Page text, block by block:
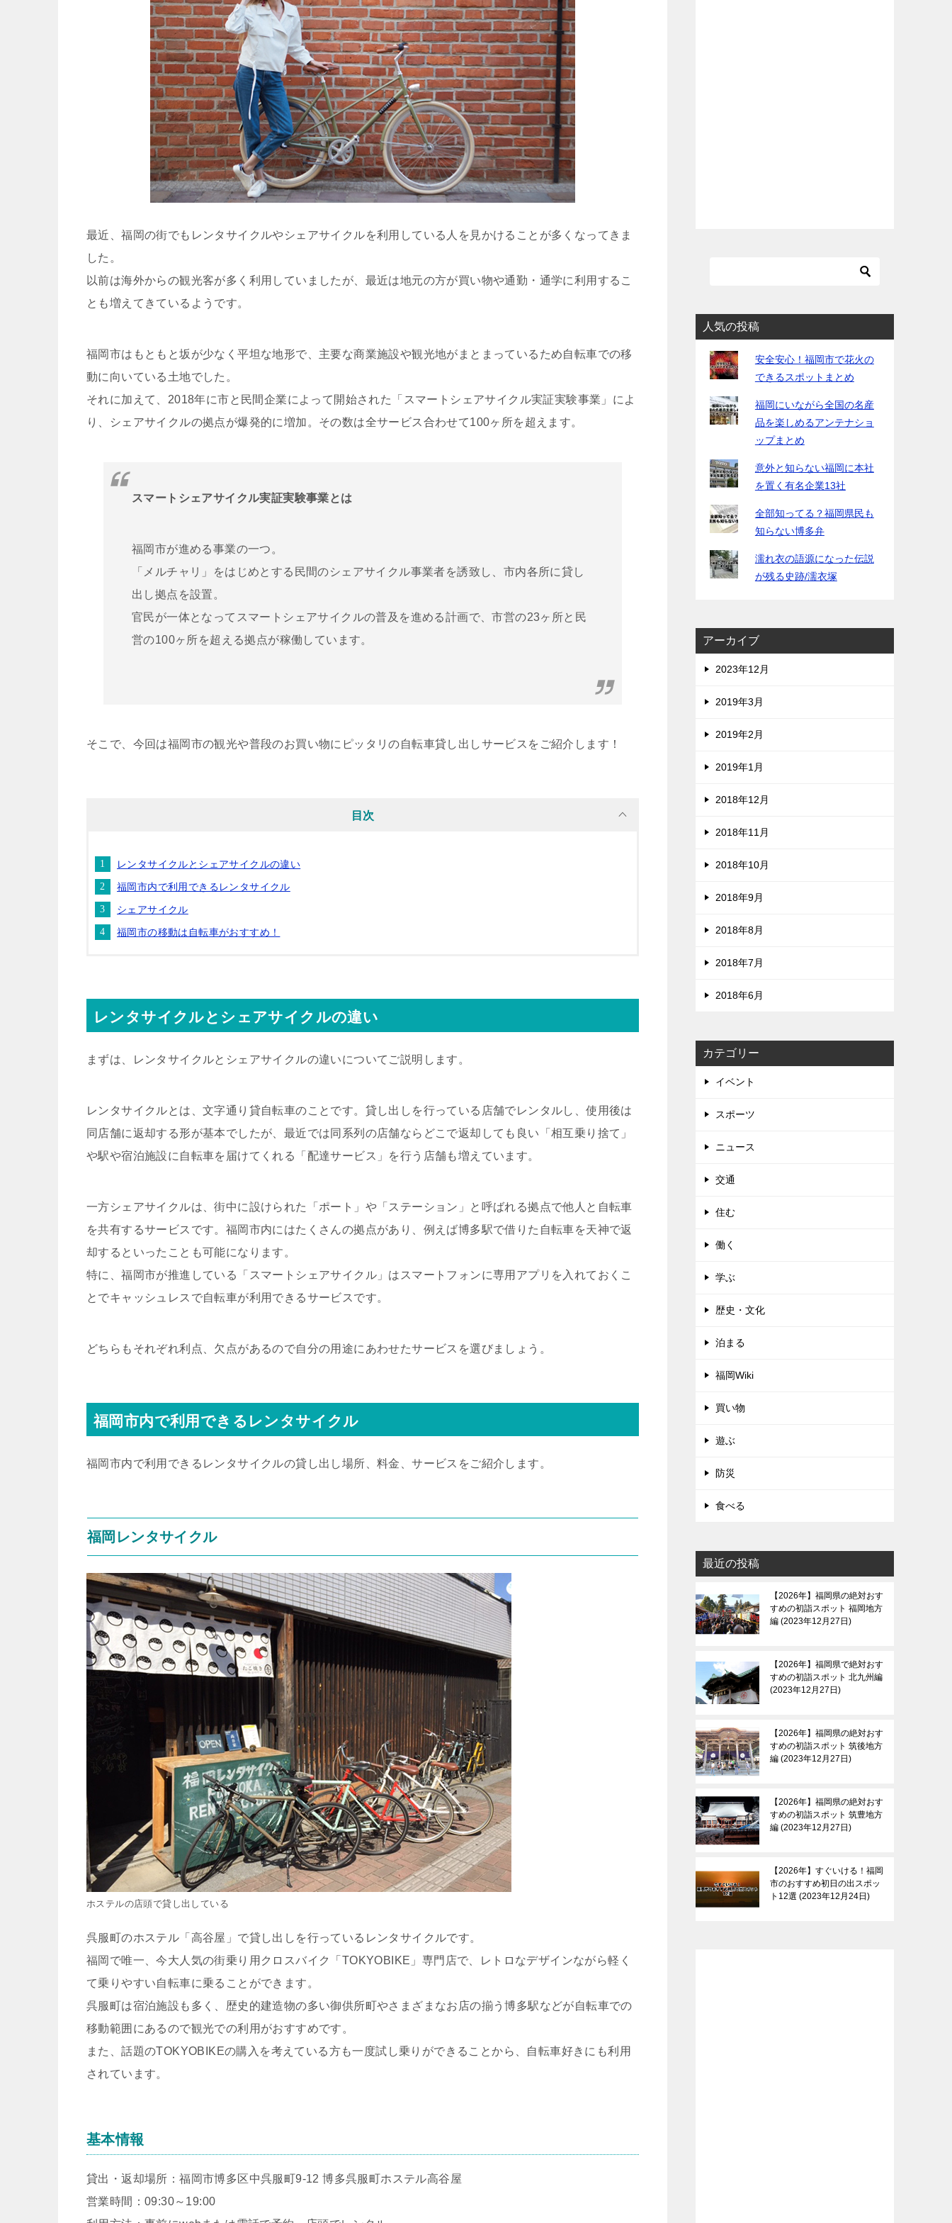
最近、福岡の街でもレンタサイクルやシェアサイクルを利用している人を見かけることが多くなってきま
した。
以前は海外からの観光客が多く利用していましたが、最近は地元の方が買い物や通勤・通学に利用するこ
とも増えてきているようです。
福岡市はもともと坂が少なく平坦な地形で、主要な商業施設や観光地がまとまっているため自転車での移
動に向いている土地でした。
それに加えて、2018年に市と民間企業によって開始された「スマートシェアサイクル実証実験事業」によ
り、シェアサイクルの拠点が爆発的に増加。その数は全サービス合わせて100ヶ所を超えます。
スマートシェアサイクル実証実験事業とは
福岡市が進める事業の一つ。
「メルチャリ」をはじめとする民間のシェアサイクル事業者を誘致し、市内各所に貸し
出し拠点を設置。
官民が一体となってスマートシェアサイクルの普及を進める計画で、市営の23ヶ所と民
営の100ヶ所を超える拠点が稼働しています。
そこで、今回は福岡市の観光や普段のお買い物にピッタリの自転車貸し出しサービスをご紹介します！
目次
レンタサイクルとシェアサイクルの違い
福岡市内で利用できるレンタサイクル
シェアサイクル
福岡市の移動は自転車がおすすめ！
レンタサイクルとシェアサイクルの違い
まずは、レンタサイクルとシェアサイクルの違いについてご説明します。
レンタサイクルとは、文字通り貸自転車のことです。貸し出しを行っている店舗でレンタルし、使用後は
同店舗に返却する形が基本でしたが、最近では同系列の店舗ならどこで返却しても良い「相互乗り捨て」
や駅や宿泊施設に自転車を届けてくれる「配達サービス」を行う店舗も増えています。
一方シェアサイクルは、街中に設けられた「ポート」や「ステーション」と呼ばれる拠点で他人と自転車
を共有するサービスです。福岡市内にはたくさんの拠点があり、例えば博多駅で借りた自転車を天神で返
却するといったことも可能になります。
特に、福岡市が推進している「スマートシェアサイクル」はスマートフォンに専用アプリを入れておくこ
とでキャッシュレスで自転車が利用できるサービスです。
どちらもそれぞれ利点、欠点があるので自分の用途にあわせたサービスを選びましょう。
福岡市内で利用できるレンタサイクル
福岡市内で利用できるレンタサイクルの貸し出し場所、料金、サービスをご紹介します。
福岡レンタサイクル
ホステルの店頭で貸し出している
呉服町のホステル「高谷屋」で貸し出しを行っているレンタサイクルです。
福岡で唯一、今大人気の街乗り用クロスバイク「TOKYOBIKE」専門店で、レトロなデザインながら軽く
て乗りやすい自転車に乗ることができます。
呉服町は宿泊施設も多く、歴史的建造物の多い御供所町やさまざまなお店の揃う博多駅などが自転車での
移動範囲にあるので観光での利用がおすすめです。
また、話題のTOKYOBIKEの購入を考えている方も一度試し乗りができることから、自転車好きにも利用
されています。
基本情報
貸出・返却場所：福岡市博多区中呉服町9-12 博多呉服町ホステル高谷屋
営業時間：09:30～19:00
人気の投稿
安全安心！福岡市で花火の
できるスポットまとめ
福岡にいながら全国の名産
品を楽しめるアンテナショ
ップまとめ
意外と知らない福岡に本社
を置く有名企業13社
全部知ってる？福岡県民も
知らない博多弁
濡れ衣の語源になった伝説
が残る史跡/濡衣塚
アーカイブ
2023年12月
2019年3月
2019年2月
2019年1月
2018年12月
2018年11月
2018年10月
2018年9月
2018年8月
2018年7月
2018年6月
カテゴリー
イベント
スポーツ
ニュース
交通
住む
働く
学ぶ
歴史・文化
泊まる
福岡Wiki
買い物
遊ぶ
防災
食べる
最近の投稿
【2026年】福岡県の絶対おす
すめの初詣スポット 福岡地方
編 2023年12月27日
【2026年】福岡県で絶対おす
すめの初詣スポット 北九州編
2023年12月27日
【2026年】福岡県の絶対おす
すめの初詣スポット 筑後地方
編 2023年12月27日
【2026年】福岡県の絶対おす
すめの初詣スポット 筑豊地方
編 2023年12月27日
【2026年】すぐいける！福岡
市のおすすめ初日の出スポッ
ト12選 2023年12月24日